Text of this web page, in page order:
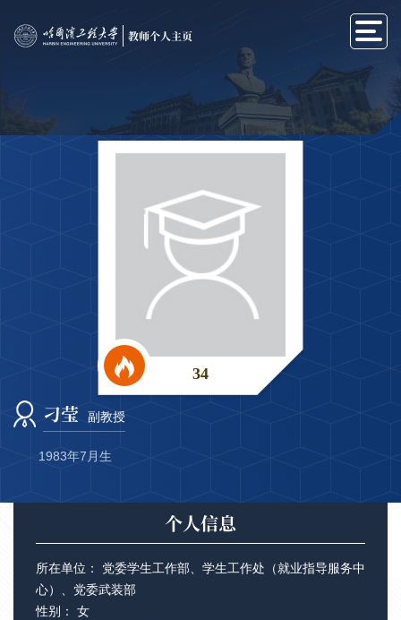
教师个人主页
34
刁莹 副教授
1983年7月生
个人信息
所在单位： 党委学生工作部、学生工作处（就业指导服务中
心）、党委武装部
性别： 女